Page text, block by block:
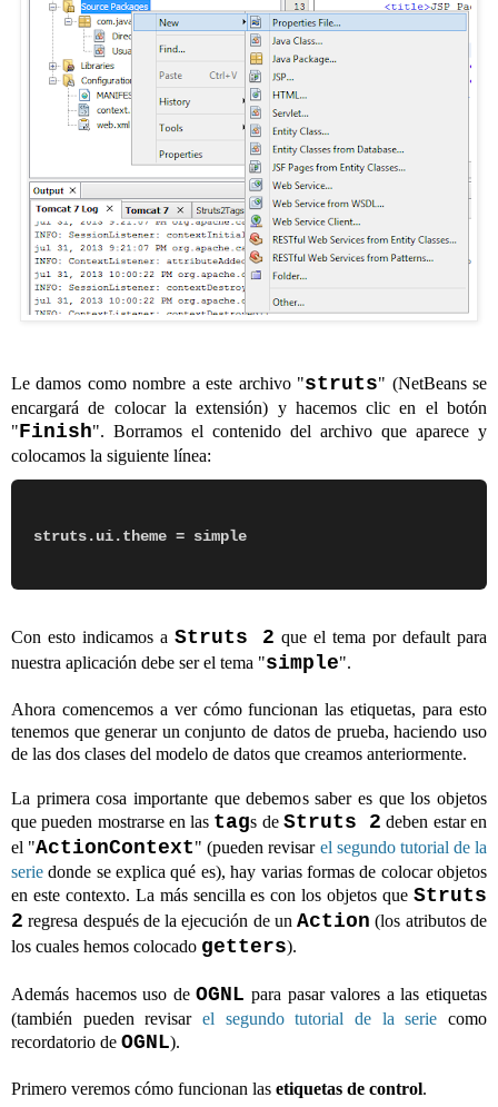
Le damos como nombre a este archivo "struts" (NetBeans se
encargará de colocar la extensión) y hacemos clic en el botón
"Finish". Borramos el contenido del archivo que aparece y
colocamos la siguiente línea:
Con esto indicamos a Struts 2 que el tema por default para
nuestra aplicación debe ser el tema "simple".
Ahora comencemos a ver cómo funcionan las etiquetas, para esto
tenemos que generar un conjunto de datos de prueba, haciendo uso
de las dos clases del modelo de datos que creamos anteriormente.
La primera cosa importante que debemos saber es que los objetos
que pueden mostrarse en las tags de Struts 2 deben estar en
el "ActionContext" (pueden revisar el segundo tutorial de la
serie donde se explica qué es), hay varias formas de colocar objetos
en este contexto. La más sencilla es con los objetos que Struts
2 regresa después de la ejecución de unAction (los atributos de
los cuales hemos colocado getters).
Además hacemos uso deOGNL para pasar valores a las etiquetas
(también pueden revisar el segundo tutorial de la serie como
recordatorio de OGNL).
Primero veremos cómo funcionan las etiquetas de control.